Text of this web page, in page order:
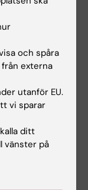
inhibits
Sohn,
A. Harris,
Malin
Fuxe,
Ravetch
Maj 2016,
och spåra
externa
utanför EU.
vi sparar
ditt
vänster på